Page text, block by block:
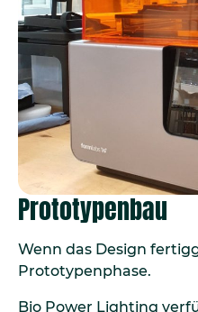
Prototypenbau
Wenn das Design
Prototypenphase.
Bio Power Lighting